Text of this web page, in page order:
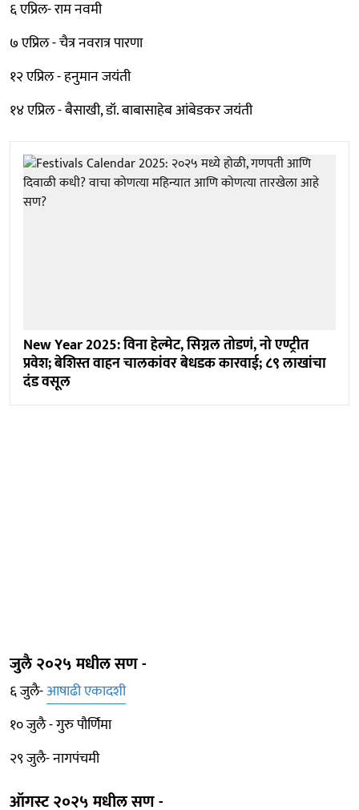
६ एप्रिल- राम नवमी
७ एप्रिल - चैत्र नवरात्र पारणा
१२ एप्रिल - हनुमान जयंती
१४ एप्रिल - बैसाखी, डॉ. बाबासाहेब आंबेडकर जयंती
New Year 2025: विना हेल्मेट, सिग्नल तोडणं, नो एण्ट्रीत
प्रवेश; बेशिस्त वाहन चालकांवर बेधडक कारवाई; ८९ लाखांचा
दंड वसूल
जुलै २०२५ मधील सण -
६ जुलै-आषाढी एकादशी
१० जुलै - गुरु पौर्णिमा
२९ जुलै- नागपंचमी
ऑगस्ट २०२५ मधील सण -